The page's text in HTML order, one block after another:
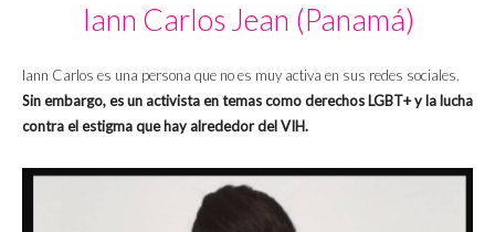
Iann Carlos Jean (Panamá)
Iann Carlos es una persona que no es muy activa en sus redes sociales.
Sin embargo, es un activista en temas como derechos LGBT+ y la lucha
contra el estigma que hay alrededor del VIH.